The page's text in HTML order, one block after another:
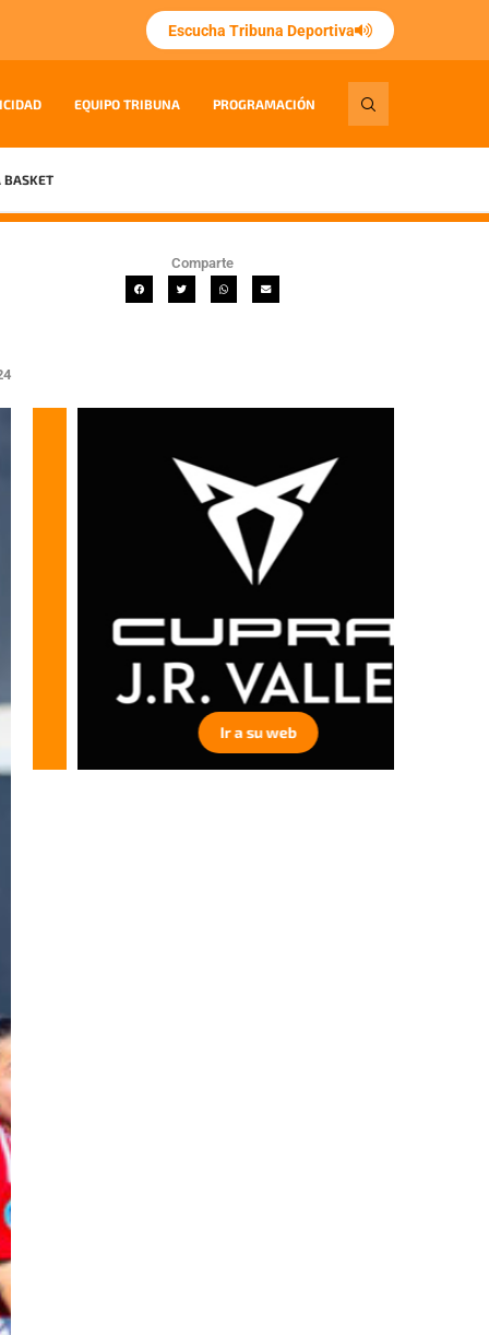
Escucha Tribuna Deportiva
EQUIPO TRIBUNA PROGRAMACIÓN
BASKET
Comparte
Ir a su web